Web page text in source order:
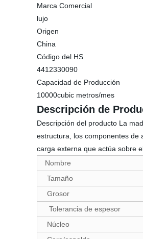
Marca Comercial
lujo
Origen
China
Código del HS
4412330090
Capacidad de Producción
10000cubic metros/mes
Descripción de
Descripción del producto La
estructura, los componentes de
carga externa que actúa sobre
Nombre
Tamaño
Grosor
Tolerancia de espesor
Núcleo